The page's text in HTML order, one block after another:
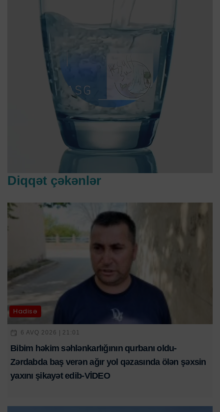
Diqqət çəkənlər
Hadisə
6 AVQ 2026 | 21:01
Bibim həkim səhlənkarlığının qurbanı oldu-
Zərdabda baş verən ağır yol qəzasında ölən şəxsin
yaxını şikayət edib-VİDEO